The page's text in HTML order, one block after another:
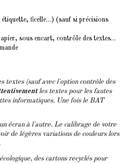
étiquette, ficelle...) (sauf si précisions
sous encart, contrôle des textes...
textes (sauf avec l'option contrôle des
les textes pour les fautes
informatiques. Une fois le BAT
écran à l'autre. Le calibrage de votre
de légères variations de couleurs lors
des cartons recyclés pour